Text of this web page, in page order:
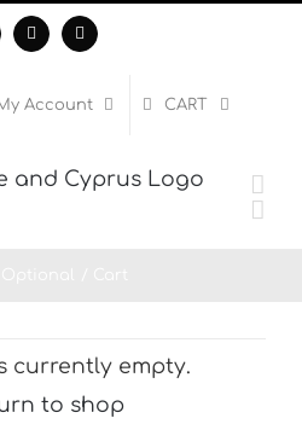
InstagramWhatsApp
Account CART
currently empty.
to shop